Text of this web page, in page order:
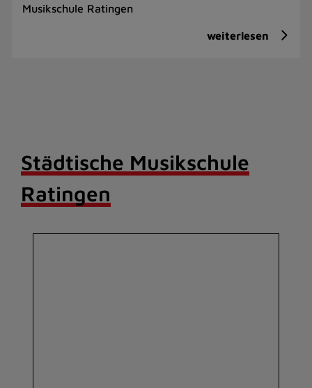
Musikschule Ratingen
weiterlesen
Städtische Musikschule
Ratingen